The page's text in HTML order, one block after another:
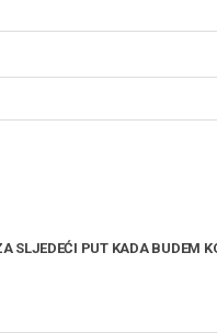
SLJEDEĆI PUT KADA BUDEM
FACEBOOK